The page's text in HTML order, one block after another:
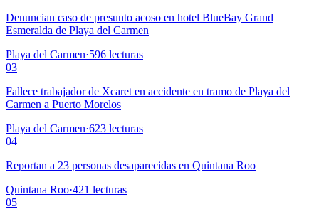
Denuncian caso de presunto acoso en hotel BlueBay Grand
Esmeralda de Playa del Carmen
Playa del Carmen·596 lecturas
03
Fallece trabajador de Xcaret en accidente en tramo de Playa del
Carmen a Puerto Morelos
Playa del Carmen·623 lecturas
04
Reportan a 23 personas desaparecidas en Quintana Roo
Quintana Roo·421 lecturas
05